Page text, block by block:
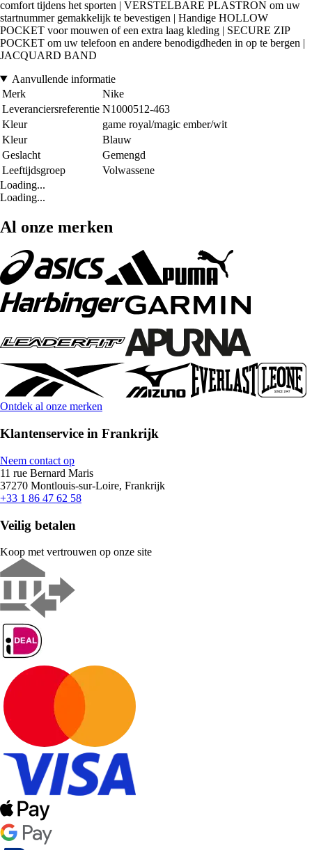
comfort tijdens het sporten | VERSTELBARE PLASTRON om uw
startnummer gemakkelijk te bevestigen | Handige HOLLOW
POCKET voor mouwen of een extra laag kleding | SECURE ZIP
POCKET om uw telefoon en andere benodigdheden in op te bergen |
JACQUARD BAND
Aanvullende informatie
Merk
Nike
Leveranciersreferentie N1000512-463
Kleur
game royal/magic ember/wit
Kleur
Blauw
Geslacht
Gemengd
Leeftijdsgroep
Volwassene
Loading...
Loading...
Al onze merken
Ontdek al onze merken
Klantenservice in Frankrijk
Neem contact op
11 rue Bernard Maris
37270 Montlouis-sur-Loire, Frankrijk
+33 1 86 47 62 58
Veilig betalen
Koop met vertrouwen op onze site